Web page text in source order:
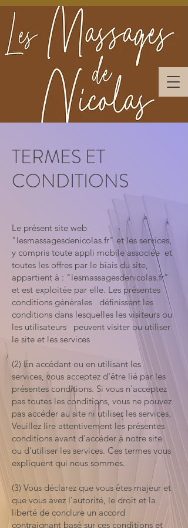
TERMES ET
CONDITIONS
Le présent site web
"lesmassagesdenicolas.fr" et les services,
y compris toute appli mobile associée et
toutes les offres par le biais du site,
appartient à : "lesmassagesdenicolas.fr"
et est exploitée par elle. Les présentes
conditions générales définissent les
conditions dans lesquelles les visiteurs ou
les utilisateurs peuvent visiter ou utiliser
le site et les services
(2) En accédant ou en utilisant les
services, vous acceptez d'être lié par les
présentes conditions. Si vous n'acceptez
pas toutes les conditions, vous ne pouvez
pas accéder au site ni utiliser les services.
Veuillez lire attentivement les présentes
conditions avant d'accéder à notre site
ou d'utiliser les services. Ces termes vous
expliquent qui nous sommes.
(3) Vous déclarez que vous êtes majeur et
que vous avez l'autorité, le droit et la
liberté de conclure un accord
contraignant basé sur ces conditions et